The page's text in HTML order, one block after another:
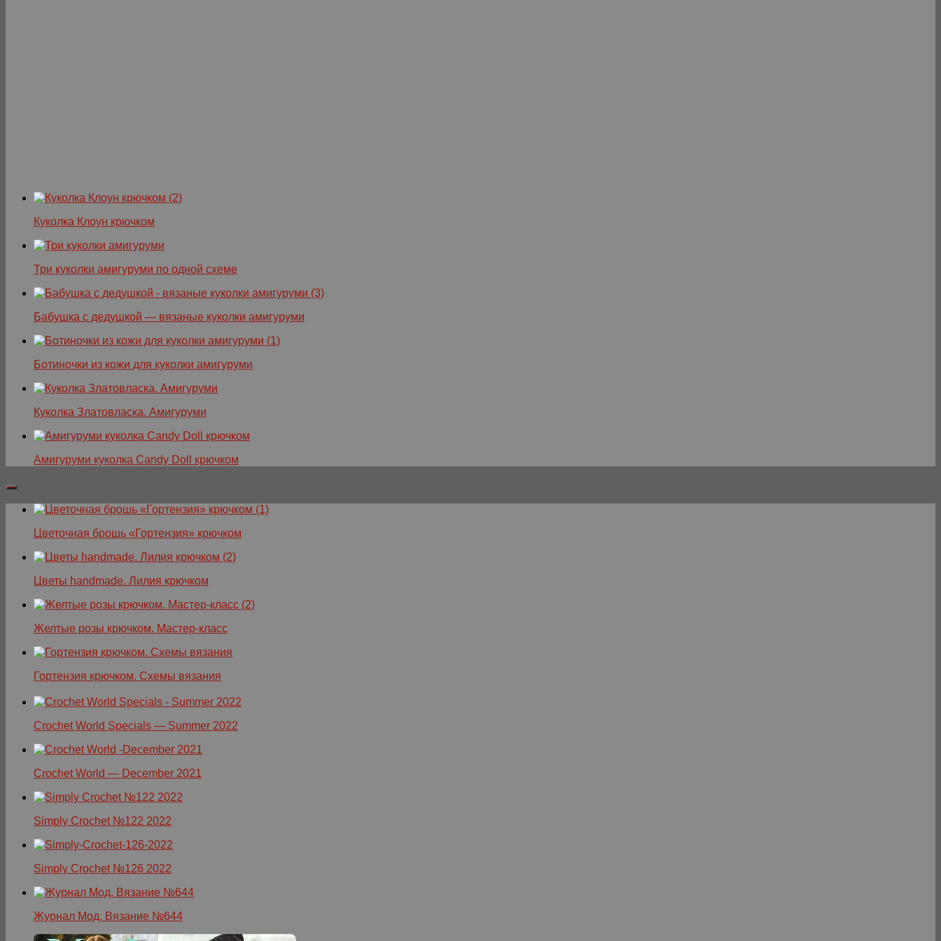
Куколка Клоун крючком
Три куколки амигуруми по одной схеме
Бабушка с дедушкой — вязаные куколки амигуруми
Ботиночки из кожи для куколки амигуруми
Куколка Златовласка. Амигуруми
Амигуруми куколка Candy Doll крючком
Цветочная брошь «Гортензия» крючком
Цветы handmade. Лилия крючком
Желтые розы крючком. Мастер-класс
Гортензия крючком. Схемы вязания
Crochet World Specials — Summer 2022
Crochet World — December 2021
Simply Crochet №122 2022
Simply Crochet №126 2022
Журнал Мод. Вязание №644